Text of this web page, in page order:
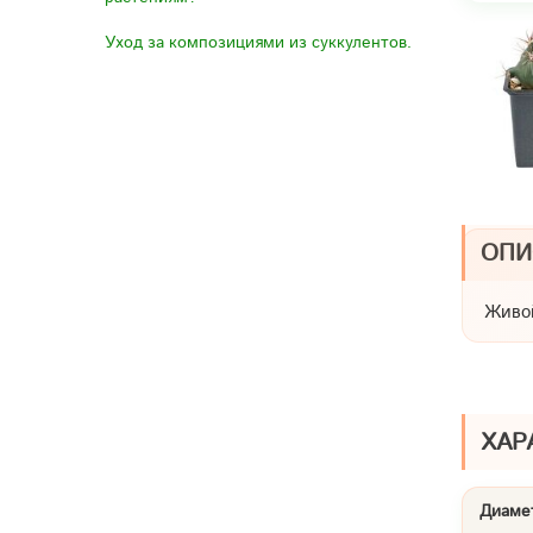
Уход за композициями из суккулентов.